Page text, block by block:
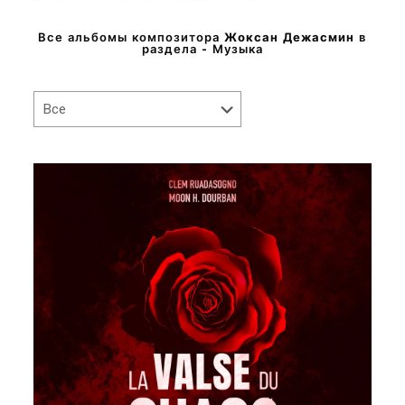
Все альбомы композитораЖоксан Дежасмин в
раздела - Музыка